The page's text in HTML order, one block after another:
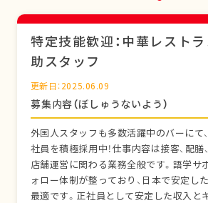
特定技能歓迎：中華レスト
助スタッフ
更新日：2025.06.09
募集内容（ぼしゅうないよう）
外国人スタッフも多数活躍中のバーにて
社員を積極採用中！仕事内容は接客、配膳
店舗運営に関わる業務全般です。語学サ
ォロー体制が整っており、日本で安定し
最適です。正社員として安定した収入と